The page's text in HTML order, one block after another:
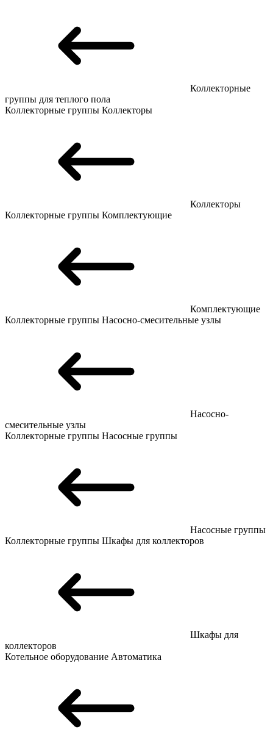
Коллекторные
группы для теплого пола
Коллекторные группы Коллекторы
Коллекторы
Коллекторные группы Комплектующие
Комплектующие
Коллекторные группы Насосно-смесительные узлы
Насосно-
смесительные узлы
Коллекторные группы Насосные группы
Насосные группы
Коллекторные группы Шкафы для коллекторов
Шкафы для
коллекторов
Котельное оборудование Автоматика